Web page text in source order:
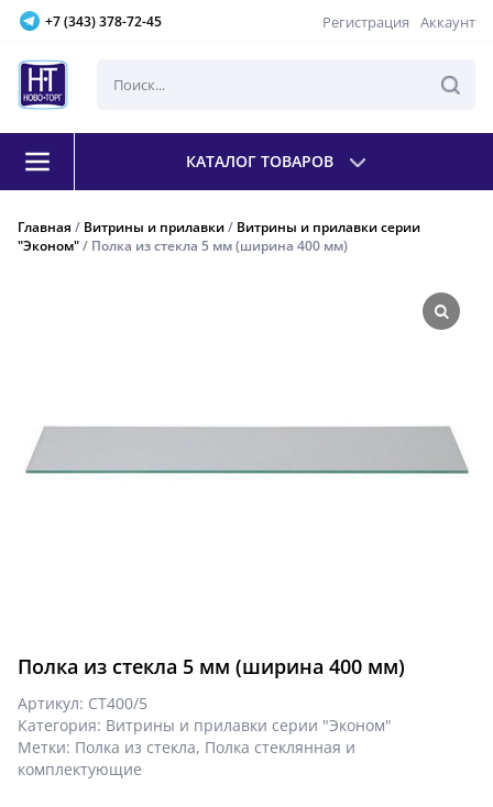
+7 (343) 378-72-45 Регистрация Аккаунт
КАТАЛОГ ТОВАРОВ
Главная / Витрины и прилавки/ Витрины и прилавки серии
"Эконом"/ Полка из стекла 5 мм (ширина 400 мм)
Полка из стекла 5 мм (ширина 400 мм)
Артикул: СТ400/5
Категория: Витрины и прилавки серии "Эконом"
Метки: Полка из стекла, Полка стеклянная и
комплектующие